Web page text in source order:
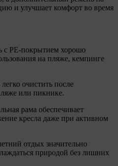
и улучшает комфорт во время
с PE-покрытием хорошо
на пляже, кемпинге
очистить после
или пикнике.
рама обеспечивает
кресла даже при активном
отдых значительно
природой без лишних